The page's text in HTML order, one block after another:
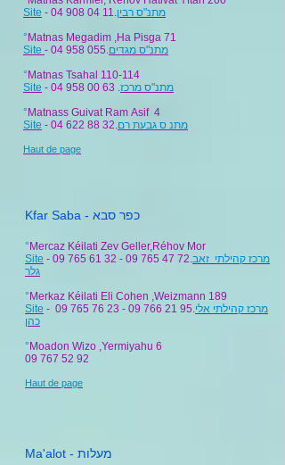
Site - 04 908 04 11.מתנ"ס רבין
° Matnas Megadim ,Ha Pisga 71
Site - 04 958 055.מתנ"ס מגדים
° Matnas Tsahal 110-114
Site - 04 958 00 63 .מתנ"ס מרכז
° Matnass Guivat Ram Asif 4
Site - 04 622 88 32.מתנ ס גבעת רם
Haut de page
Kfar Saba - כפר סבא
° Mercaz Kéilati Zev Geller,Réhov Mor
Site - 09 765 61 32 - 09 765 47 72.מרכז קהילתי זאב
גלר
° Merkaz Kéilati Eli Cohen ,Weizmann 189
Site - 09 765 76 23 - 09 766 21 95.מרכז קהילתי אלי
כהן
° Moadon Wizo ,Yermiyahu 6
09 767 52 92
Haut de page
Ma'alot - מעלות